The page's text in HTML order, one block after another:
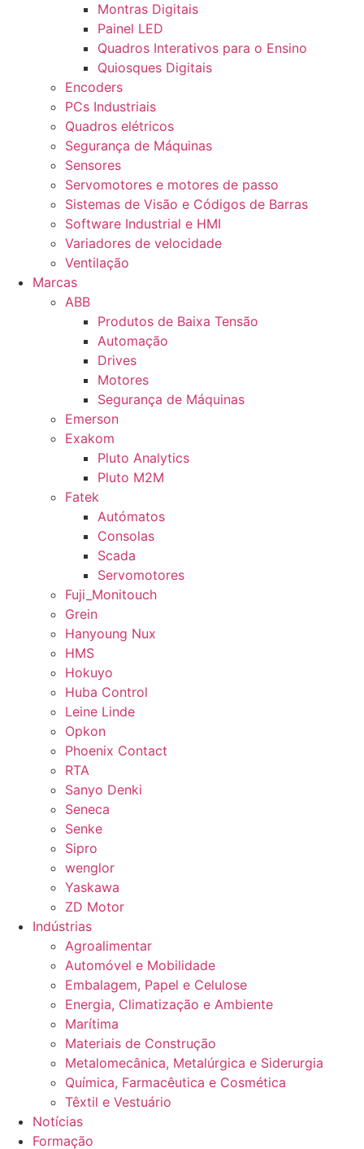
Montras Digitais
Painel LED
Quadros Interativos para o Ensino
Quiosques Digitais
Encoders
PCs Industriais
Quadros elétricos
Segurança de Máquinas
Sensores
Servomotores e motores de passo
Sistemas de Visão e Códigos de Barras
Software Industrial e HMI
Variadores de velocidade
Ventilação
Marcas
ABB
Produtos de Baixa Tensão
Automação
Drives
Motores
Segurança de Máquinas
Emerson
Exakom
Pluto Analytics
Pluto M2M
Fatek
Autómatos
Consolas
Scada
Servomotores
Fuji_Monitouch
Grein
Hanyoung Nux
HMS
Hokuyo
Huba Control
Leine Linde
Opkon
Phoenix Contact
RTA
Sanyo Denki
Seneca
Senke
Sipro
wenglor
Yaskawa
ZD Motor
Indústrias
Agroalimentar
Automóvel e Mobilidade
Embalagem, Papel e Celulose
Energia, Climatização e Ambiente
Marítima
Materiais de Construção
Metalomecânica, Metalúrgica e Siderurgia
Química, Farmacêutica e Cosmética
Têxtil e Vestuário
Notícias
Formação